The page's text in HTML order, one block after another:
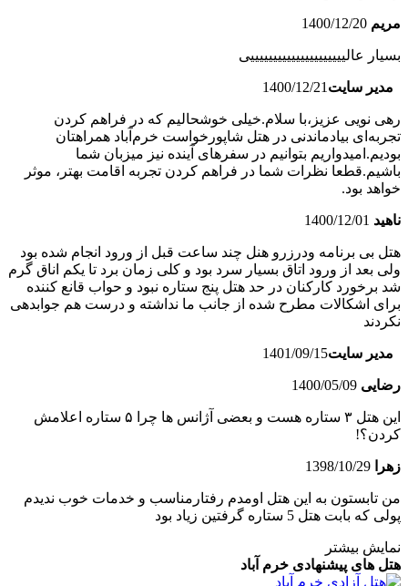
مریم 1400/12/20
بسیار عالیییییییییییییییییییییی
مدیر سایت 1400/12/21
رهی نویی عزیز،با سلام.خیلی خوشحالیم که در فراهم کردن
تجربه‌ای بیادماندنی در هتل شاپورخواست خرم‌آباد همراهتان
بودیم.امیدواریم بتوانیم در سفرهای آینده نیز میزبان شما
باشیم.قطعا نظرات شما در فراهم کردن تجربه اقامت بهتر، موثر
خواهد بود.
ناهید 1400/12/01
هتل بی برنامه ودرزرو هنل چند ساعت قبل از ورود انجام شده بود
ولی بعد از ورود اتاق بسیار سرد بود و کلی زمان برد تا یکم اناق گرم
شد برخورد کارکنان در حد هتل پنج ستاره نبود و حواب قانع کننده
برای اشکالات مطرح شده از جانب ما نداشته و درست هم جوابدهی
نکردند
مدیر سایت1401/09/15
رضایی 1400/05/09
این هتل ۳ ستاره هست و بعضی آژانس ها چرا ۵ ستاره اعلامش
کردن؟!
زهرا 1398/10/29
من تابستون به این هتل اومدم رفتارمناسب و خدمات خوب ندیدم
پولی که بابت هتل 5 ستاره گرفتین زیاد بود
نمایش بیشتر
هتل های پیشنهادی خرم ‌آباد